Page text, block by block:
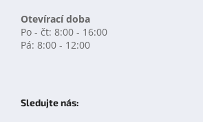
Otevírací doba
Po - čt: 8:00 - 16:00
Pá: 8:00 - 12:00
Sledujte nás: